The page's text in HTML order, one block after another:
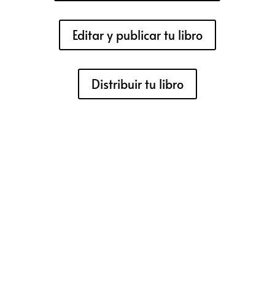
Editar y publicar tu libro
Distribuir tu libro